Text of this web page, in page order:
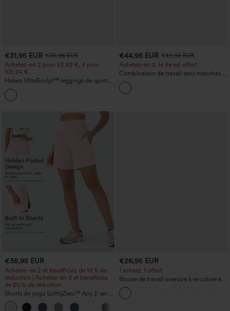
€31,95 EUR €35,95 EUR
Achetez-en 2 pour 52,62 €, 4 pour
105,24 €
Halara UltraSculpt™ leggings de sport
taille haute sculptants — rehaussement
fessier, maintien du ventre, avec poche
€44,95 EUR €49,95 EUR
Achetez-en 2, le 3e est offert
Combinaison de travail sans manches à
encolure bateau, côtés noués, toucher
frais, rayée, avec poches — Édition Easy
Peezy
€35,95 EUR
Achetez-en 2 et bénéficiez de 10 % de
réduction | Achetez-en 3 et bénéficiez
de 20 % de réduction
Shorts de yoga SoftlyZero™ Airy 2-en-1
InstantCool, super taille haute, 7" avec
poches
€26,95 EUR
1 acheté, 1 offert
Blouse de travail oversize à encolure en
V, manches courtes, en tissu
anti‑froissage